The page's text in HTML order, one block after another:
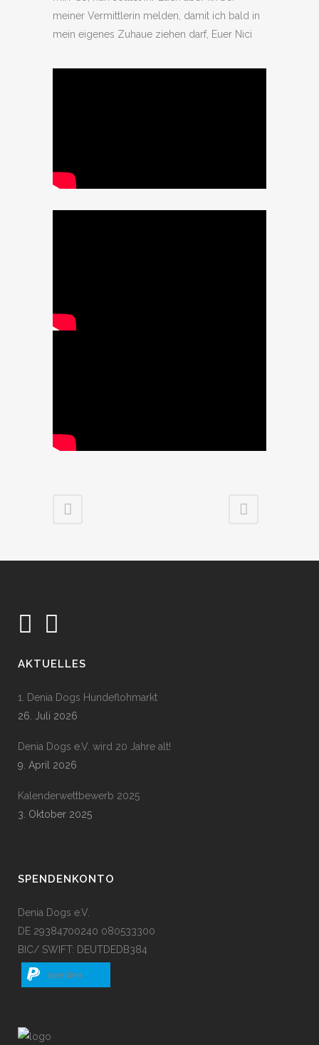
meiner Vermittlerin melden, damit ich bald in
mein eigenes Zuhaue ziehen darf, Euer Nici
AKTUELLES
1. Denia Dogs Hundeflohmarkt
26. Juli 2026
Denia Dogs e.V. wird 20 Jahre alt!
9. April 2026
Kalenderwettbewerb 2025
3. Oktober 2025
SPENDENKONTO
Denia Dogs e.V.
DE 29384700240 080533300
BIC/ SWIFT: DEUTDEDB384
spenden